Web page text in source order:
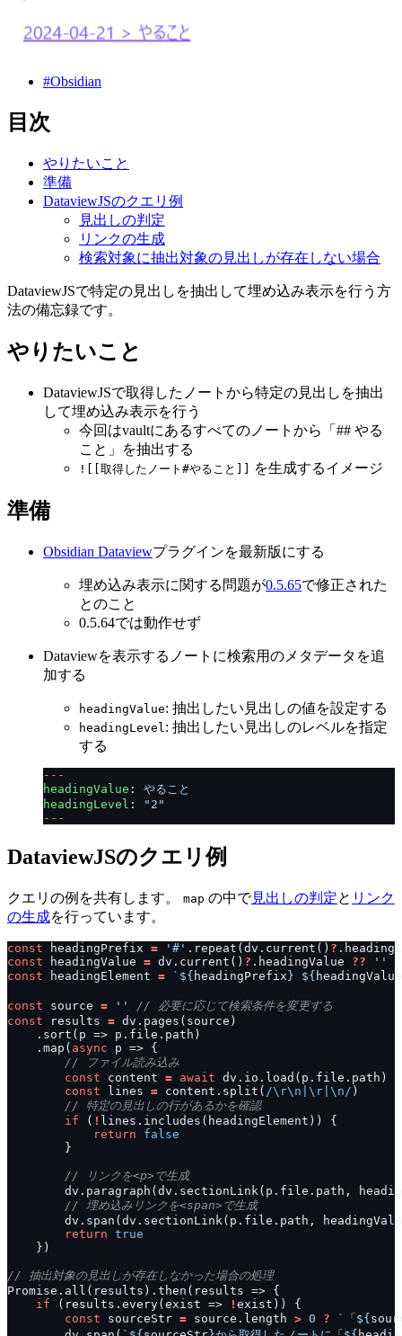
#Obsidian
目次
やりたいこと
準備
DataviewJSのクエリ例
見出しの判定
リンクの生成
検索対象に抽出対象の見出しが存在しない場合
DataviewJSで特定の見出しを抽出して埋め込み表示を行う方
法の備忘録です。
やりたいこと
DataviewJSで取得したノートから特定の見出しを抽出
して埋め込み表示を行う
今回はvaultにあるすべてのノートから「## やる
こと」を抽出する
![[取得したノート#やること]] を生成するイメージ
準備
Obsidian Dataviewプラグインを最新版にする
埋め込み表示に関する問題が0.5.65で修正された
とのこと
0.5.64では動作せず
Dataviewを表示するノートに検索用のメタデータを追
加する
headingValue: 抽出したい見出しの値を設定する
headingLevel: 抽出したい見出しのレベルを指定
する
---
headingValue :
やること
headingLevel :
"2"
---
DataviewJSのクエリ例
クエリの例を共有します。 map の中で見出しの判定と リンク
の生成を行っています。
const headingPrefix = '#' .repeat(dv.current() ?
const headingValue = dv.current() ? .headingValue ??
''
const headingElement = ` ${ headingPrefix } ${ headingValue
const source = ''
const results =
    .map(
async
const content = await
const lines = content.split( /\r\n|\r|\n/
if ( !
return
false
dv.span(dv.sectionLink(p.file.path,
return true
if (results.every(exist => !
const sourceStr = source.length > 0 ? `「 ${